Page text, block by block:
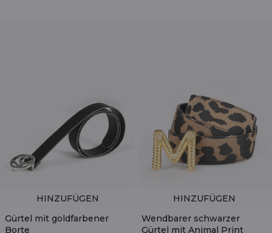
Gürtel mit goldfarbener
Borte
HINZUFÜGEN
Wendbarer schwarzer
Gürtel mit Animal Print
HINZUFÜGEN